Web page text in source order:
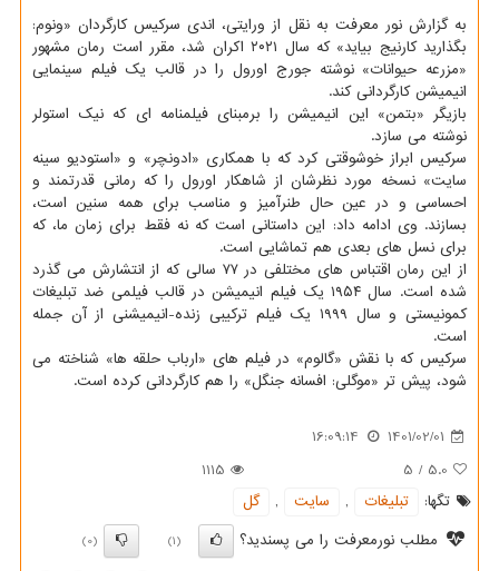
به گزارش نور معرفت به نقل از ورایتی، اندی سرکیس کارگردان «ونوم:
بگذارید کارنیج بیاید» که سال ۲۰۲۱ اکران شد، مقرر است رمان مشهور
«مزرعه حیوانات» نوشته جورج اورول را در قالب یک فیلم سینمایی
انیمیشن کارگردانی کند.
بازیگر «بتمن» این انیمیشن را برمبنای فیلمنامه ای که نیک استولر
نوشته می سازد.
سرکیس ابراز خوشوقتی کرد که با همکاری «ادونچر» و «استودیو سینه
سایت» نسخه مورد نظرشان از شاهکار اورول را که رمانی قدرتمند و
احساسی و در عین حال طنرآمیز و مناسب برای همه سنین است،
بسازند. وی ادامه داد: این داستانی است که نه فقط برای زمان ما، که
برای نسل های بعدی هم تماشایی است.
از این رمان اقتباس های مختلفی در ۷۷ سالی که از انتشارش می گذرد
شده است. سال ۱۹۵۴ یک فیلم انیمیشن در قالب فیلمی ضد تبلیغات
کمونیستی و سال ۱۹۹۹ یک فیلم ترکیبی زنده-انیمیشنی از آن جمله
است.
سرکیس که با نقش «گالوم» در فیلم های «ارباب حلقه ها» شناخته می
شود، پیش تر «موگلی: افسانه جنگل» را هم کارگردانی کرده است.
1401/02/01
16:09:14
5.0
/
5
1115
تگها:
تبلیغات , سایت ,
گل
مطلب نورمعرفت را می پسندید؟
(1)
(0)